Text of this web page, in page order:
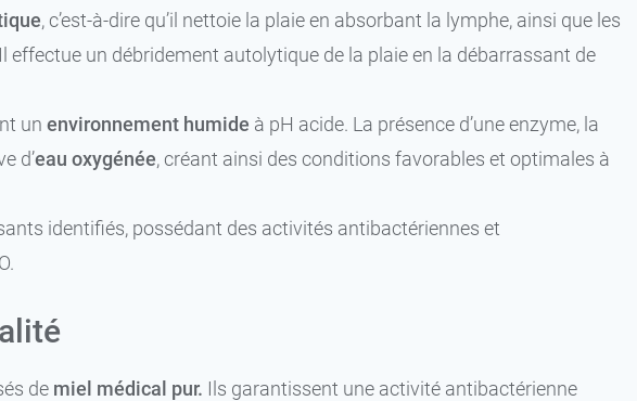
, c’est-à-dire qu’il nettoie la plaie en absorbant la lymphe, ainsi que les
un débridement autolytique de la plaie en la débarrassant de
un environnement humide à pH acide. La présence d’une enzyme, la
d’eau oxygénée, créant ainsi des conditions favorables et optimales à
identifiés, possédant des activités antibactériennes et
de miel médical pur. Ils garantissent une activité antibactérienne